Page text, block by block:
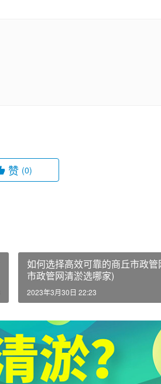
赞 (0)
如何选择高效可靠的商丘市政
市政管网清淤选哪家)
2023年3月30日 22:23